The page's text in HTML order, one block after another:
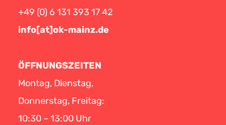
+49 (0) 6 131 393 17 42
info[at]ok-mainz.de
ÖFFNUNGSZEITEN
Montag, Dienstag,
Donnerstag, Freitag:
10:30 – 13:00 Uhr